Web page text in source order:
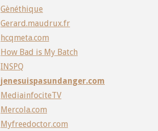
Gènéthique
Gerard.maudrux.fr
hcqmeta.com
How Bad is My Batch
INSPQ
jenesuispasundanger.com
MediainfociteTV
Mercola.com
Myfreedoctor.com